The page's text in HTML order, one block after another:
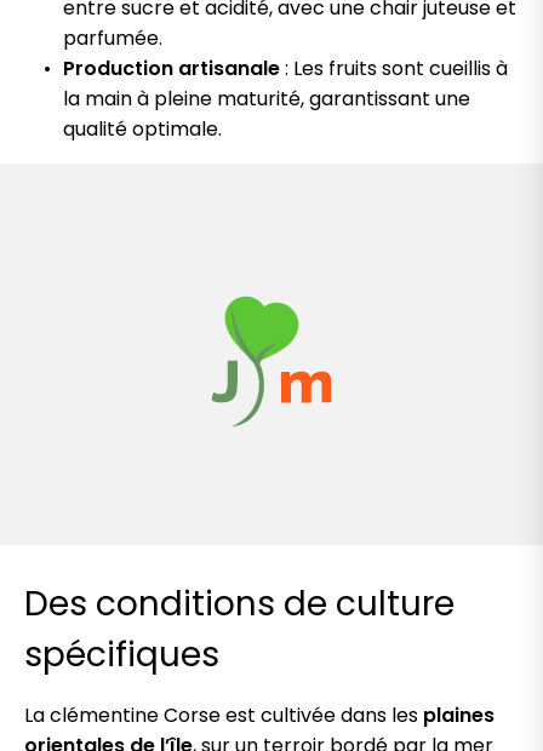
entre sucre et acidité, avec une chair juteuse et
parfumée.
Production artisanale: Les fruits sont cueillis à
la main à pleine maturité, garantissant une
qualité optimale.
Des conditions de culture
spécifiques
La clémentine Corse est cultivée dans les plaines
orientales de l’île, sur un terroir bordé par la mer